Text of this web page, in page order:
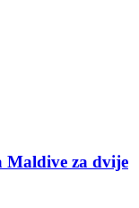
Maldive za dvije